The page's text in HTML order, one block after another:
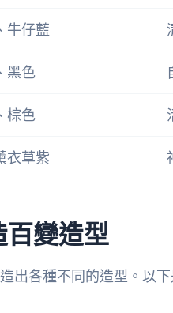
牛仔藍
黑色
棕色
衣草紫
變造型
出各種不同的造型。以下